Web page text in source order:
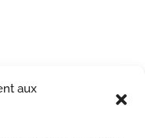
aux